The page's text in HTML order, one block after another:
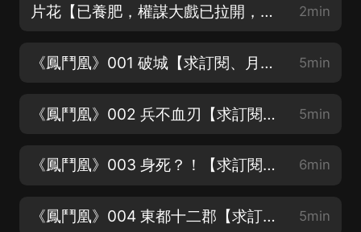
片花【已養肥，權謀大戲已拉開，點個訂閱來聽吧！】 2min
《鳳鬥凰》001 破城【求訂閱、月票、評論、分享、點讚，一鍵五連】 5min
《鳳鬥凰》002 兵不血刃【求訂閱、月票、評論、分享、點讚，一鍵五連】 5min
《鳳鬥凰》003 身死？！【求訂閱、月票、評論、分享、點讚，一鍵五連】 6min
《鳳鬥凰》004 東都十二郡【求訂閱、月票、評論、分享、點讚，一鍵五連】 5min